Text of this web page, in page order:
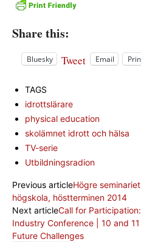
Share this:
Bluesky Tweet Email
TAGS
idrottslärare
physical education
skolämnet idrott och hälsa
TV-serie
Utbildningsradion
Previous articleHögre
högskola, höstterminen 2014
Next articleCall for
Industry Conference | 10 and
Future Challenges